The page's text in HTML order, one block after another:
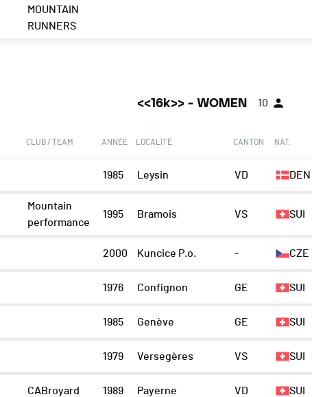
MOUNTAIN
RUNNERS
<<16k>> - WOMEN 10
CLUB / TEAM ANNÉE LOCALITÉ CANTON NAT.
1985 Leysin VD DEN
Mountain
performance
1995 Bramois VS SUI
2000 Kuncice P.o. - CZE
1976 Confignon GE SUI
1985 Genève GE SUI
1979 Versegères VS SUI
CABroyard 1989 Payerne VD SUI